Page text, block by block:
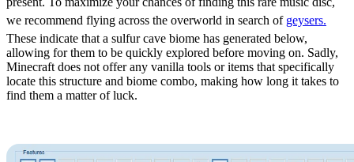
we recommend flying across the overworld in search of geysers.
These indicate that a sulfur cave biome has generated below,
allowing for them to be quickly explored before moving on. Sadly,
Minecraft does not offer any vanilla tools or items that specifically
locate this structure and biome combo, making how long it takes to
find them a matter of luck.